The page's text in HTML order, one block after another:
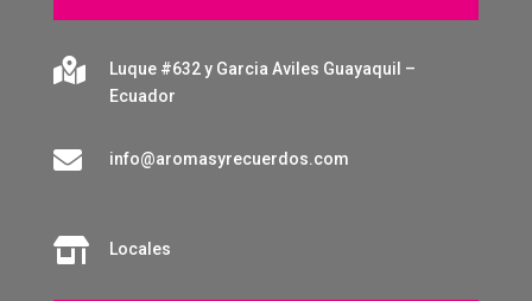

Luque #632 y Garcia Aviles Guayaquil –
Ecuador
 info@aromasyrecuerdos.com
 Locales